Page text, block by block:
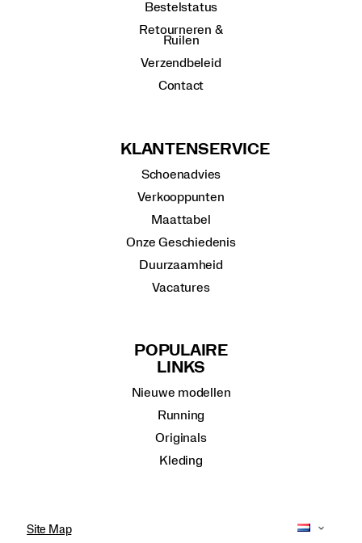
Bestelstatus
Retourneren &
Ruilen
Verzendbeleid
Contact
KLANTENSERVICE
Schoenadvies
Verkooppunten
Maattabel
Onze Geschiedenis
Duurzaamheid
Vacatures
POPULAIRE
LINKS
Nieuwe modellen
Running
Originals
Kleding
Site Map